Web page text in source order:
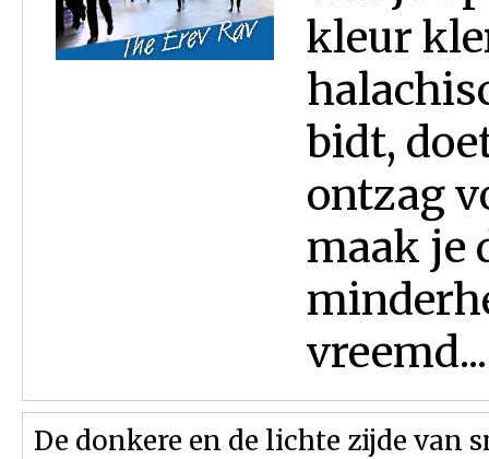
kleur
bidt,
ontzag
maak je
vreemd...
De donkere en de lichte zijde van